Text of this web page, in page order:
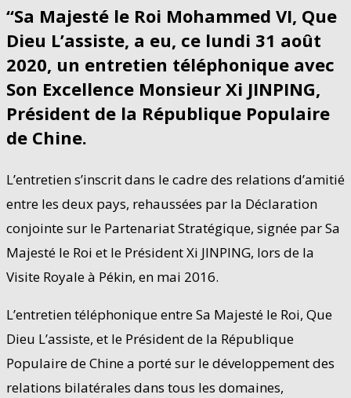
“Sa Majesté le Roi Mohammed VI, Que
Dieu L’assiste, a eu, ce lundi 31 août
2020, un entretien téléphonique avec
Son Excellence Monsieur Xi JINPING,
Président de la République Populaire
de Chine.
L’entretien s’inscrit dans le cadre des relations d’amitié
entre les deux pays, rehaussées par la Déclaration
conjointe sur le Partenariat Stratégique, signée par Sa
Majesté le Roi et le Président Xi JINPING, lors de la
Visite Royale à Pékin, en mai 2016.
L’entretien téléphonique entre Sa Majesté le Roi, Que
Dieu L’assiste, et le Président de la République
Populaire de Chine a porté sur le développement des
relations bilatérales dans tous les domaines,